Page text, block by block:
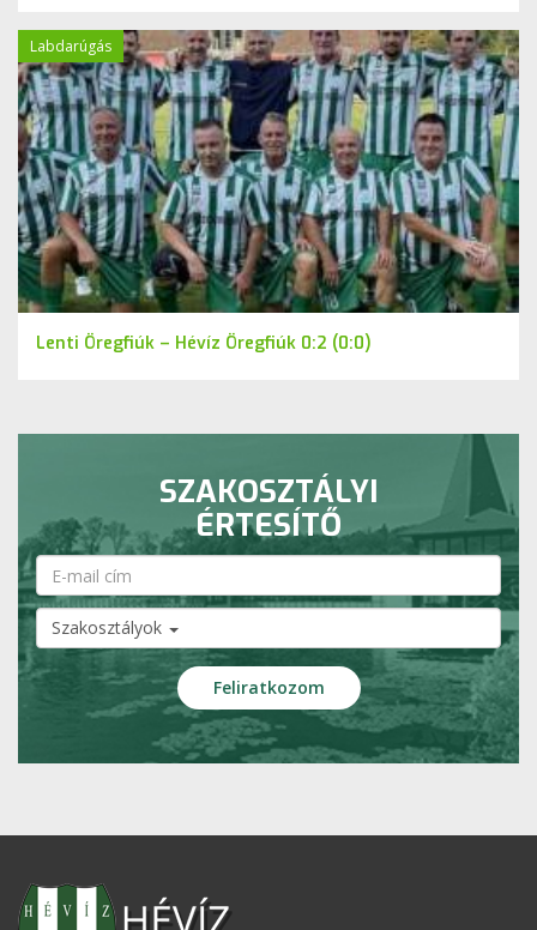
Labdarúgás
Lenti Öregfiúk – Hévíz Öregfiúk 0:2 (0:0)
SZAKOSZTÁLYI
ÉRTESÍTŐ
Szakosztályok